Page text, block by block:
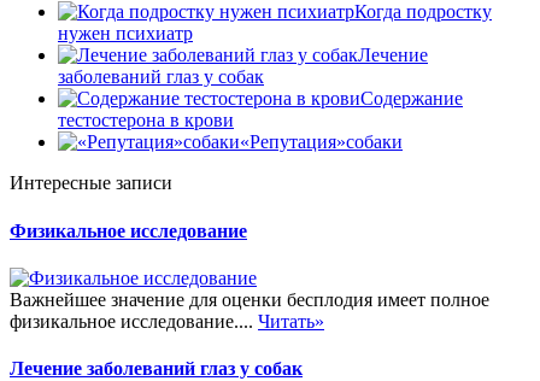
Когда подростку
нужен психиатр
Лечение
заболеваний глаз у собак
Содержание
тестостерона в крови
«Репутация»собаки
Интересные записи
Физикальное исследование
Важнейшее значение для оценки бесплодия имеет полное
физикальное исследование.... Читать»
Лечение заболеваний глаз у собак